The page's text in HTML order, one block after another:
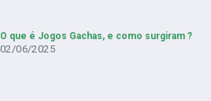
O que é Jogos Gachas, e como surgiram ?
02/06/2025